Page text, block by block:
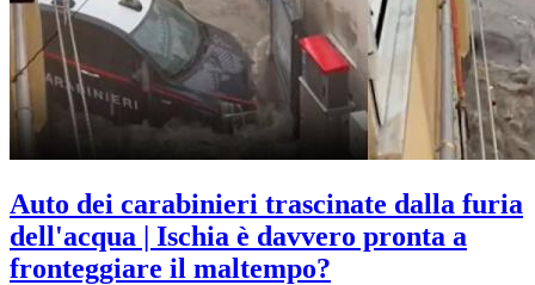
Auto dei carabinieri trascinate dalla furia
dell'acqua | Ischia è davvero pronta a
fronteggiare il maltempo?